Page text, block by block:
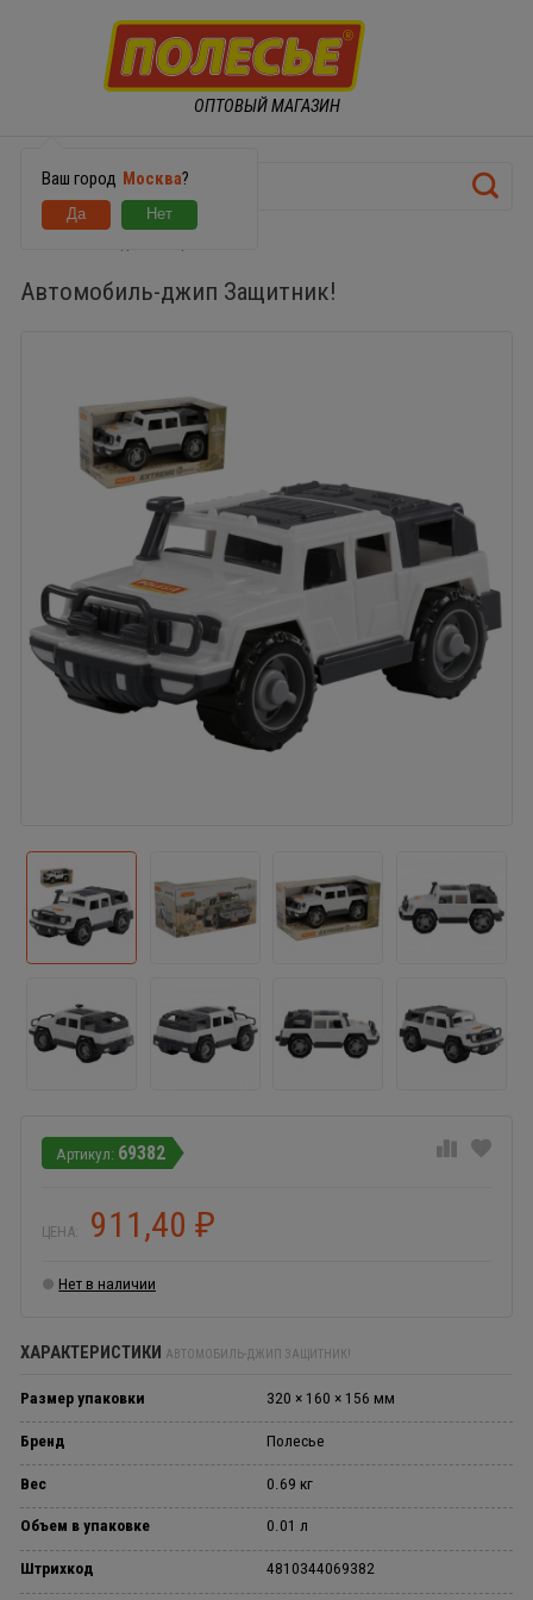
ОПТОВЫЙ МАГАЗИН
Ваш город Москва?
Автомобиль-джип Защитник!
69382
ЦЕНА: 911,40 ₽
Нет в наличии
ХАРАКТЕРИСТИКИ АВТОМОБИЛЬ-ДЖИП ЗАЩИТНИК!
Размер упаковки 320 × 160 × 156 мм
Бренд Полесье
Вес 0.69 кг
Объем в упаковке 0.01 л
Штрихкод 4810344069382